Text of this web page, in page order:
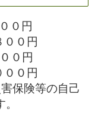
円
０円
０円
０円
保険等の自己